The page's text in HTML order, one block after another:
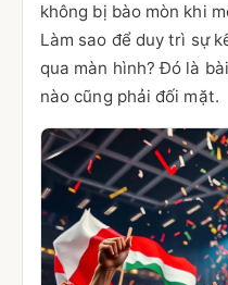
không bị bào mòn khi
Làm sao để duy trì sự
qua màn hình? Đó là
nào cũng phải đối mặt.